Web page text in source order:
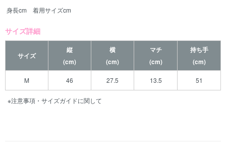
身長cm 着用サイズcm
サイズ詳細
サイズ
縦
(cm)
横
(cm)
マチ
(cm)
持ち手
(cm)
M 46 27.5 13.5 51
※注意事項・サイズガイドに関して